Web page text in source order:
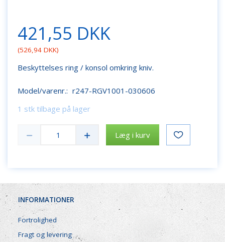
421,55 DKK
(526,94 DKK)
Beskyttelses ring / konsol omkring kniv.
Model/varenr.: r247-RGV1001-030606
1 stk tilbage på lager
Læg i kurv
INFORMATIONER
Fortrolighed
Fragt og levering